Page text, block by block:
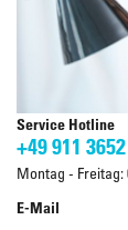
Service Hotline
+49 911
Montag - Freitag:
E-Mail